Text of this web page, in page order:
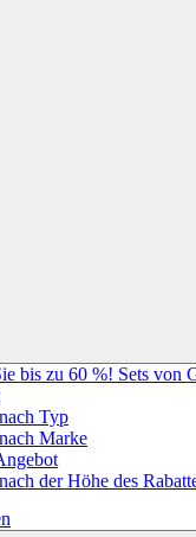
bis zu 60 %! Sets von
Typ
Marke
der Höhe des